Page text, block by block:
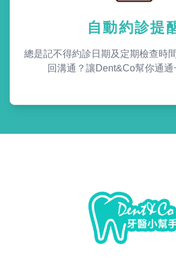
自動約診提
總是記不得約診日期及定期檢查時
回溝通？讓Dent&Co幫你通通